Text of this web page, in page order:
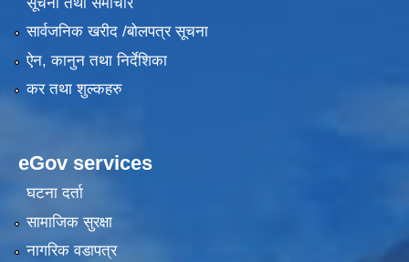
सार्वजनिक खरीद /बोलपत्र सूचना
ऐन, कानुन तथा निर्देशिका
कर तथा शुल्कहरु
eGov services
घटना दर्ता
सामाजिक सुरक्षा
नागरिक वडापत्र